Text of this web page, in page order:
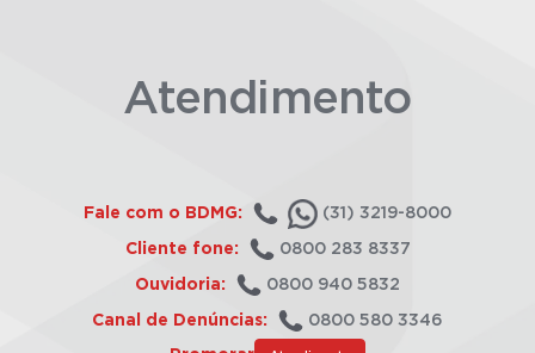
Atendimento
Fale com o BDMG: (31) 3219-8000
Cliente fone: 0800 283 8337
Ouvidoria: 0800 940 5832
Canal de Denúncias: 0800 580 3346